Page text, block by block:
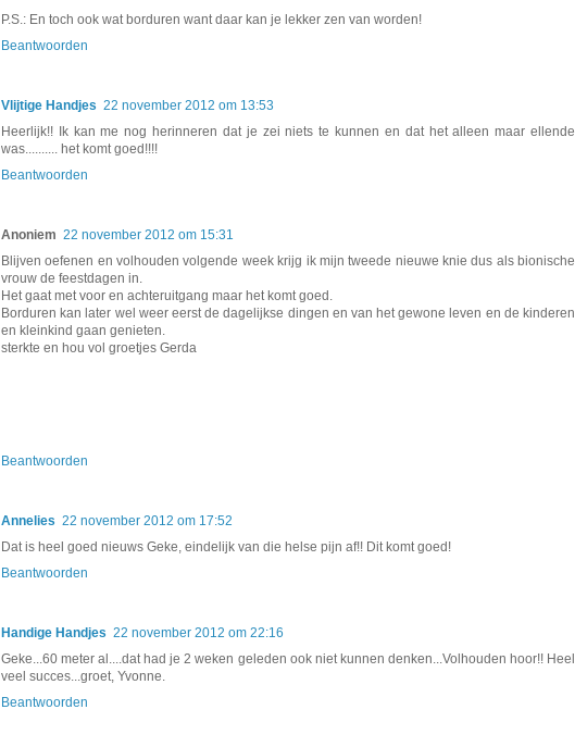
P.S.: En toch ook wat borduren want daar kan je lekker zen van worden!
Beantwoorden
Vlijtige Handjes 22 november 2012 om 13:53
Heerlijk!! Ik kan me nog herinneren dat je zei niets te kunnen en dat het alleen maar ellende
was.......... het komt goed!!!!
Beantwoorden
Anoniem 22 november 2012 om 15:31
Blijven oefenen en volhouden volgende week krijg ik mijn tweede nieuwe knie dus als bionische
vrouw de feestdagen in.
Het gaat met voor en achteruitgang maar het komt goed.
Borduren kan later wel weer eerst de dagelijkse dingen en van het gewone leven en de kinderen
en kleinkind gaan genieten.
sterkte en hou vol groetjes Gerda
Beantwoorden
Annelies 22 november 2012 om 17:52
Dat is heel goed nieuws Geke, eindelijk van die helse pijn af!! Dit komt goed!
Beantwoorden
Handige Handjes 22 november 2012 om 22:16
Geke...60 meter al....dat had je 2 weken geleden ook niet kunnen denken...Volhouden hoor!! Heel
veel succes...groet, Yvonne.
Beantwoorden